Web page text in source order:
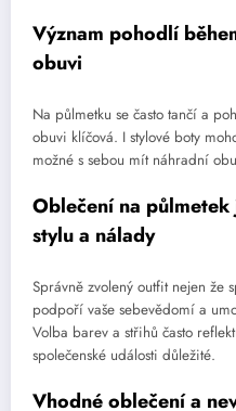
Význam pohodlí
obuvi
Na půlmetku se často tančí a
obuvi klíčová. I stylové boty
možné s sebou mít náhradní
Oblečení na
stylu a nálady
Správně zvolený outfit nejen že
podpoří vaše sebevědomí a
Volba barev a střihů často
společenské události důležité.
Vhodné oblečení a